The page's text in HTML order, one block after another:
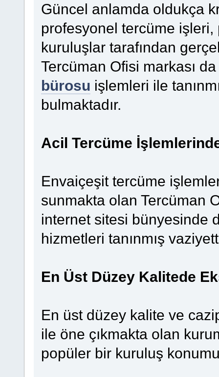
Güncel anlamda oldukça
profesyonel tercüme
kuruluşlar tarafından
Tercüman Ofisi markası
bürosu işlemleri ile
bulmaktadır.
Acil Tercüme
Envaiçeşit tercüme
sunmakta olan Tercüman
internet sitesi bünyesinde
hizmetleri tanınmış
En Üst Düzey Kalitede
En üst düzey kalite ve
ile öne çıkmakta olan
popüler bir kuruluş